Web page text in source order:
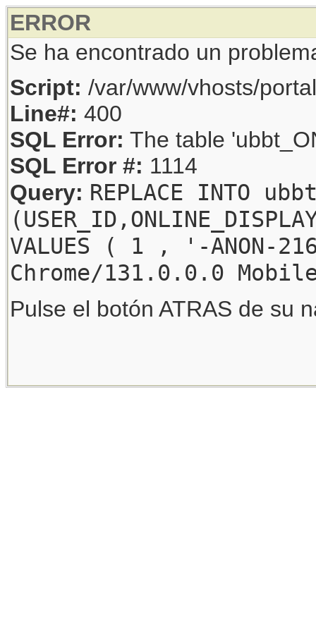
ERROR
Se ha encontrado un
Script: /var/www/vhosts/
Line#: 400
SQL Error: The table
SQL Error #: 1114
Query: REPLACE INTO
VALUES ( 1 , '-
Chrome/131.0.0.0
Pulse el botón ATRAS de su